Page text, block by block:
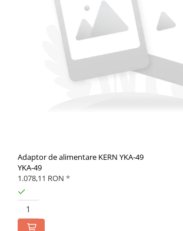
Adaptor de alimentare KERN YKA-49
YKA-49
1.078,11 RON *